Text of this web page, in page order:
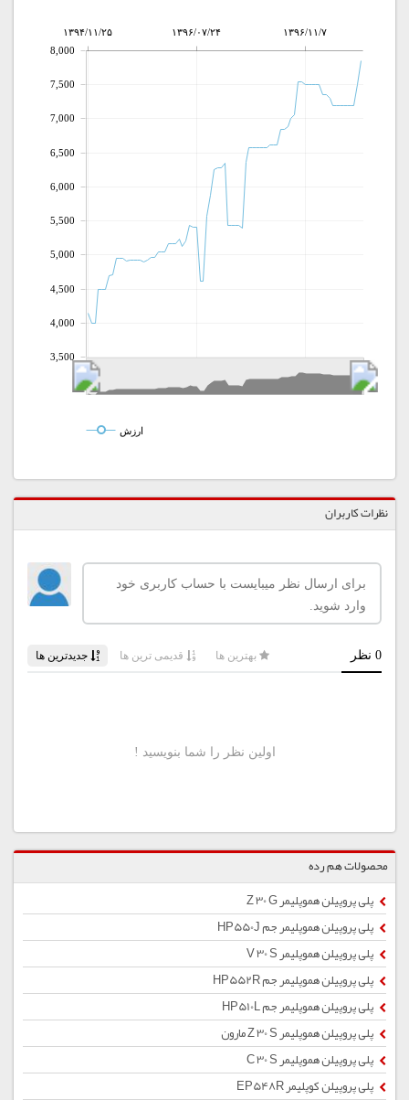
۱۳۹۴/۱۱/۲۵ ۱۳۹۶/۰۷/۲۴ ۱۳۹۶/۱۱/۷
3,500
4,000
4,500
5,000
5,500
6,000
6,500
7,000
7,500
8,000
ارزش
نظرات کاربران
محصولات هم رده
پلی پروپیلن هموپلیمر Z 30 G
پلی پروپیلن هموپلیمر جم HP550J
پلی پروپیلن هموپلیمر V 30 S
پلی پروپیلن هموپلیمر جم HP552R
پلی پروپیلن هموپلیمر جم HP510L
پلی پروپیلن هموپلیمر Z 30 S مارون
پلی پروپیلن هموپلیمر C 30 S
پلی پروپیلن کوپلیمر EP548R